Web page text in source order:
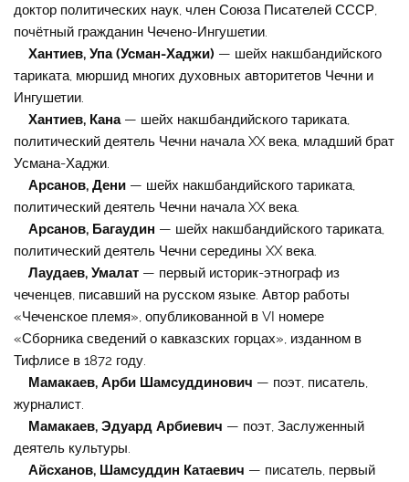
доктор политических наук, член Союза Писателей СССР,
почётный гражданин Чечено-Ингушетии.
Хантиев, Упа (Усман-Хаджи) — шейх накшбандийского
тариката, мюршид многих духовных авторитетов Чечни и
Ингушетии.
Хантиев, Кана— шейх накшбандийского тариката,
политический деятель Чечни начала XX века, младший брат
Усмана-Хаджи.
Арсанов, Дени — шейх накшбандийского тариката,
политический деятель Чечни начала XX века.
Арсанов, Багаудин — шейх накшбандийского тариката,
политический деятель Чечни середины XX века.
Лаудаев, Умалат — первый историк-этнограф из
чеченцев, писавший на русском языке. Автор работы
«Чеченское племя», опубликованной в VI номере
«Сборника сведений о кавказских горцах», изданном в
Тифлисе в 1872 году.
Мамакаев, Арби Шамсуддинович — поэт, писатель,
журналист.
Мамакаев, Эдуард Арбиевич — поэт, Заслуженный
деятель культуры.
Айсханов, Шамсуддин Катаевич — писатель, первый